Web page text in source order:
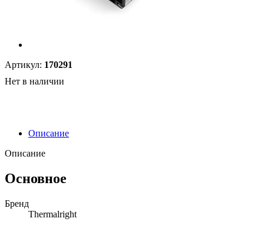
Артикул: 170291
Нет в наличии
Описание
Описание
Основное
Бренд
Thermalright